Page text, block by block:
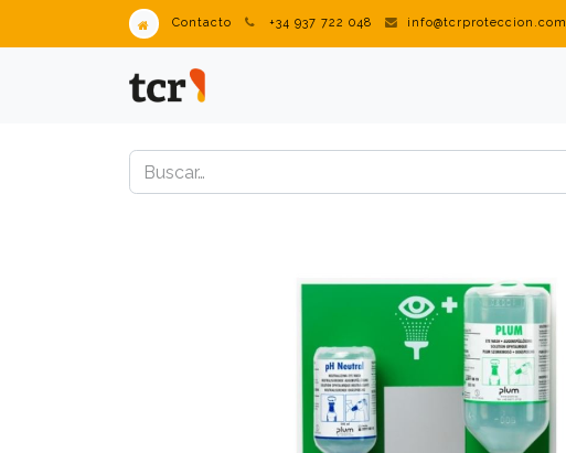
Contacto +34 937 722 048 info@tcrproteccion.com